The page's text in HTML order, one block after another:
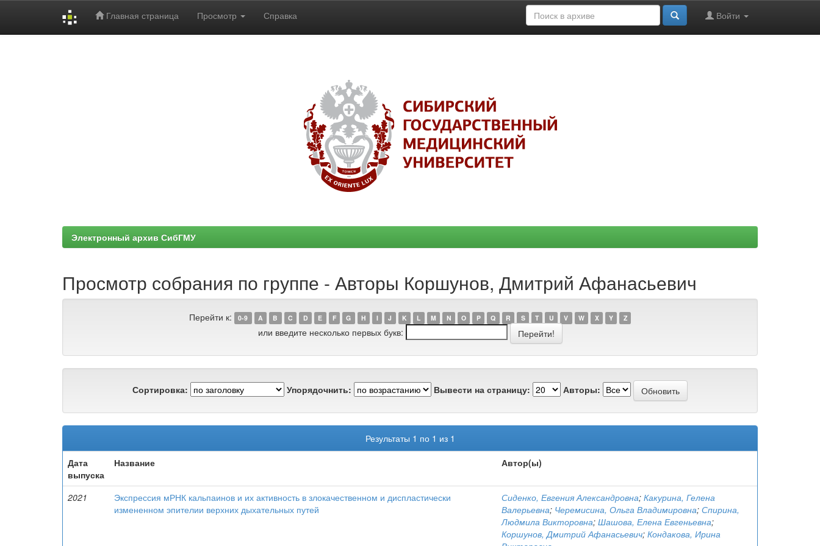
Главная страница Просмотр Справка Войти
Электронный архив СибГМУ
Просмотр собрания по группе - Авторы Коршунов, Дмитрий Афанасьевич
Перейти к: 0-9 A B C D E F G H I J K L M N O P Q R S T U V W X Y Z
или введите несколько первых букв:
Сортировка: Упорядочнить: Вывести на страницу: Авторы:
Результаты 1 по 1 из 1
Дата
выпуска
Название Автор(ы)
2021
Экспрессия мРНК кальпаинов и их активность в злокачественном и диспластически
измененном эпителии верхних дыхательных путей
Сиденко, Евгения Александровна; Какурина, Гелена
Валерьевна; Черемисина, Ольга Владимировна; Спирина,
Людмила Викторовна; Шашова, Елена Евгеньевна;
Коршунов, Дмитрий Афанасьевич; Кондакова, Ирина